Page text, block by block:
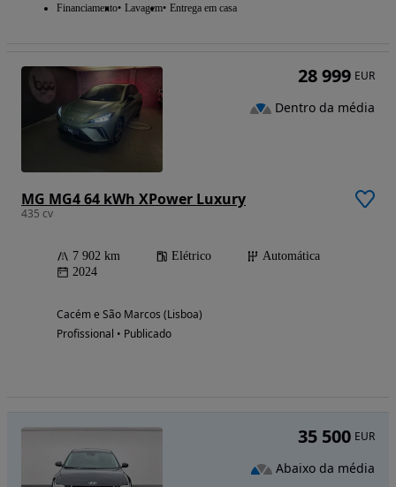
Financiamento Lavagem Entrega em casa
MG MG4 64 kWh XPower Luxury
435 cv
7 902 km Elétrico
Automática
2024
Cacém e São Marcos (Lisboa)
Profissional • Publicado
28 999 EUR
Dentro da média
35 500 EUR
Abaixo da média